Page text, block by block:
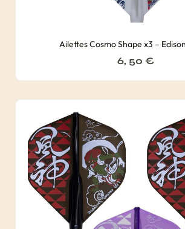
Ailettes Cosmo Shape x3 –
6, 50 €